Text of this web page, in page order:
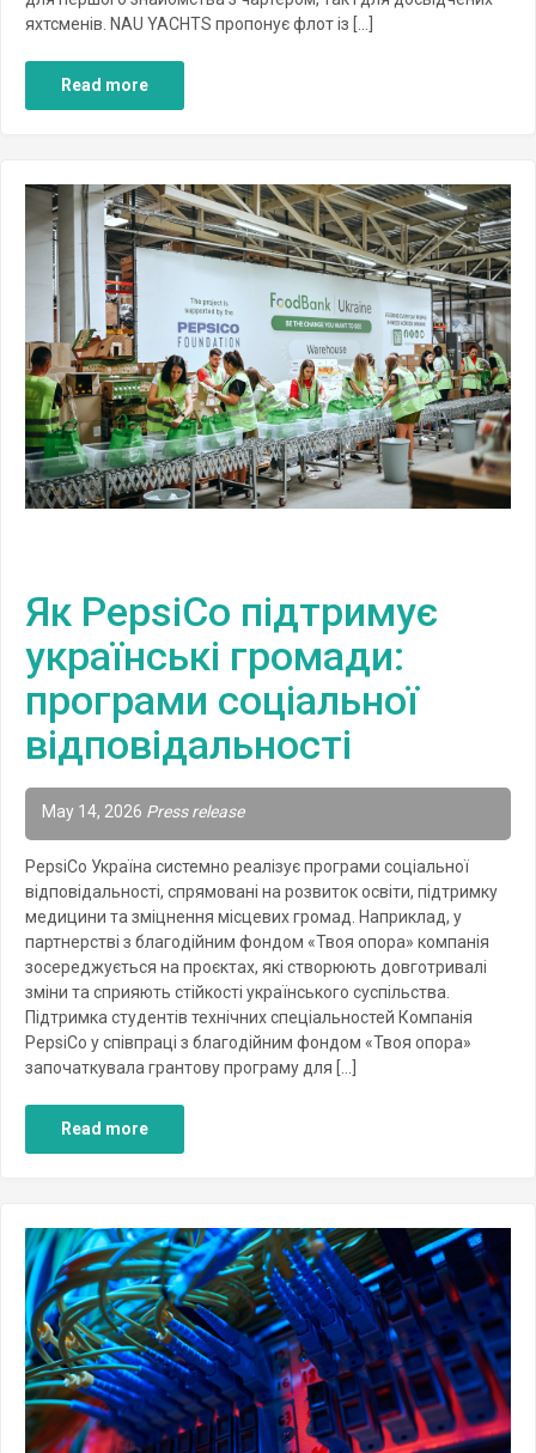
яхтсменів. NAU YACHTS пропонує флот із […]
Read more
Як PepsiCo підтримує
українські громади:
програми соціальної
відповідальності
May 14, 2026 Press release
PepsiCo Україна системно реалізує програми соціальної
відповідальності, спрямовані на розвиток освіти, підтримку
медицини та зміцнення місцевих громад. Наприклад, у
партнерстві з благодійним фондом «Твоя опора» компанія
зосереджується на проєктах, які створюють довготривалі
зміни та сприяють стійкості українського суспільства.
Підтримка студентів технічних спеціальностей Компанія
PepsiCo у співпраці з благодійним фондом «Твоя опора»
започаткувала грантову програму для […]
Read more